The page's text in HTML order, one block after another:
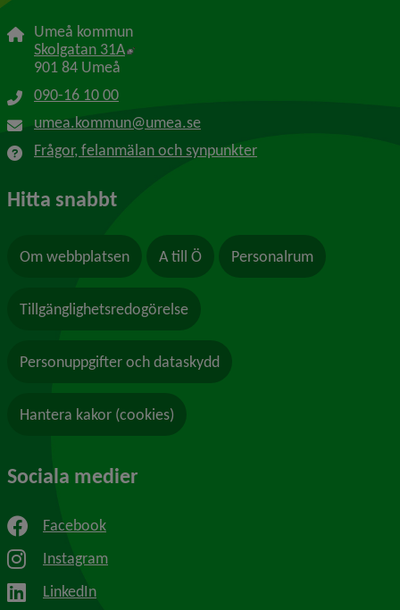
Umeå kommun
Skolgatan 31A Länk till annan webbplats, öppnas i nytt
901 84 Umeå
090-16 10 00
umea.kommun@umea.se
Frågor, felanmälan och synpunkter
Hitta snabbt
Om webbplatsen A till Ö Personalrum
Tillgänglighetsredogörelse
Personuppgifter och dataskydd
Hantera kakor (cookies)
Sociala medier
Facebook
Instagram
LinkedIn